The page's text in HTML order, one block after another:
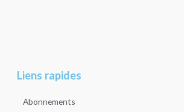
Liens rapides
Abonnements